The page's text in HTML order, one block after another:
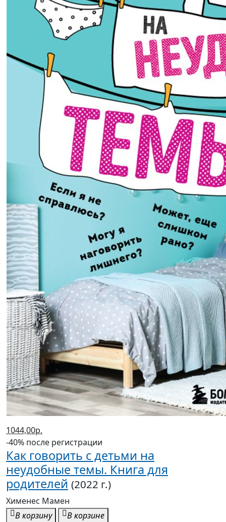
1044,00р.
-40% после регистрации
Как говорить с детьми на
неудобные темы. Книга для
родителей (2022 г.)
Хименес Мамен
В корзину
В корзине